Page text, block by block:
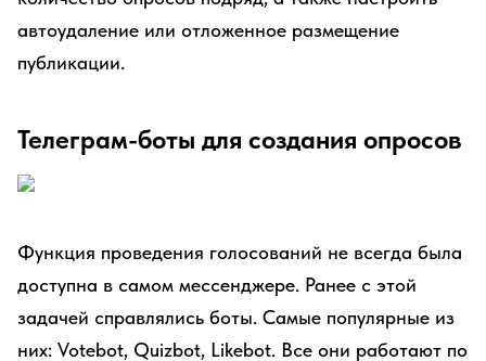
автоудаление или отложенное размещение
публикации.
Телеграм-боты для создания опросов
Функция проведения голосований не всегда была
доступна в самом мессенджере. Ранее с этой
задачей справлялись боты. Самые популярные из
них: Votebot, Quizbot, Likebot. Все они работают по